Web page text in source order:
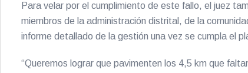
Para velar por el cumplimiento de este fallo, el juez
miembros de la administración distrital, de la
informe detallado de la gestión una vez se cumpla el
“Queremos lograr que pavimenten los 4,5 km que